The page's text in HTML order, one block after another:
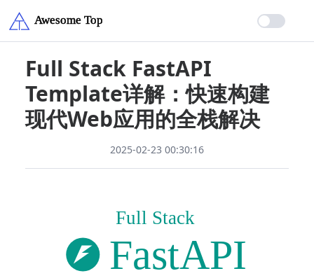
Full Stack FastAPI
Template详解：快速构建
现代Web应用的全栈解决
2025-02-23 00:30:16